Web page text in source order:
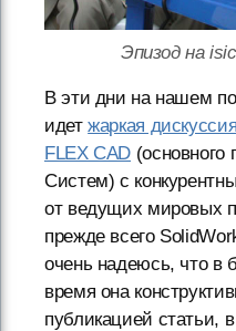
Эпизод на
В эти дни на нашем
идетжаркая дискуссия
FLEX CAD (основного
Систем) с
от ведущих мировых
прежде всего
очень надеюсь, что в
время она
публикацией статьи,